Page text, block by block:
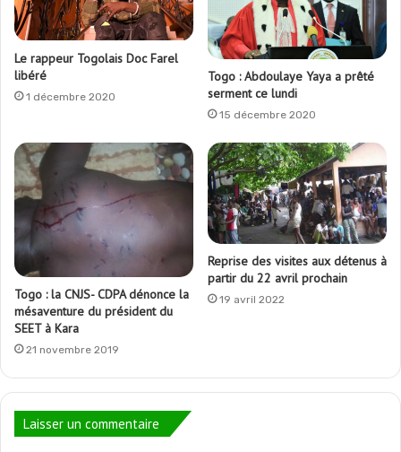
Le rappeur Togolais Doc Farel
libéré
1 décembre 2020
Togo : Abdoulaye Yaya a prêté
serment ce lundi
15 décembre 2020
Togo : la CNJS- CDPA dénonce la
mésaventure du président du
SEET à Kara
21 novembre 2019
Reprise des visites aux détenus à
partir du 22 avril prochain
19 avril 2022
Laisser un commentaire